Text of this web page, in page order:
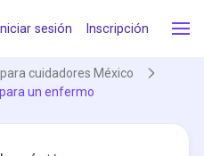
sesión Inscripción
cuidadores México
un enfermo